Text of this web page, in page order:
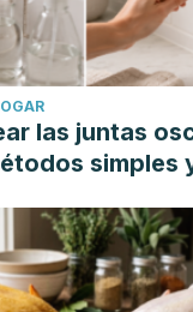
las juntas
simples